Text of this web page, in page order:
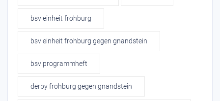
bsv einheit frohburg
bsv einheit frohburg gegen gnandstein
bsv programmheft
derby frohburg gegen gnandstein